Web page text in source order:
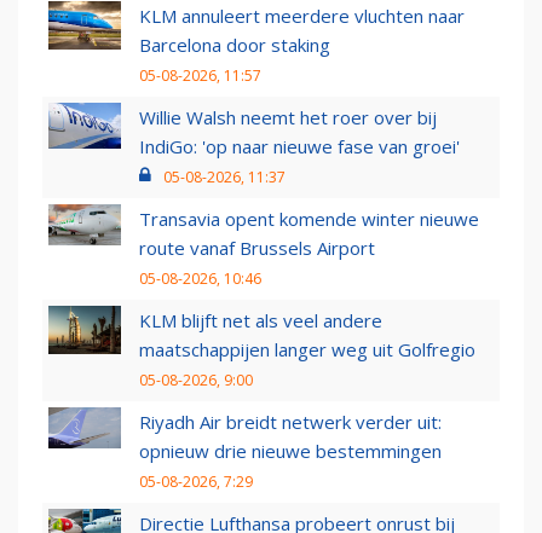
KLM annuleert meerdere vluchten naar
Barcelona door staking
05-08-2026, 11:57
Willie Walsh neemt het roer over bij
IndiGo: 'op naar nieuwe fase van groei'
05-08-2026, 11:37
Transavia opent komende winter nieuwe
route vanaf Brussels Airport
05-08-2026, 10:46
KLM blijft net als veel andere
maatschappijen langer weg uit Golfregio
05-08-2026, 9:00
Riyadh Air breidt netwerk verder uit:
opnieuw drie nieuwe bestemmingen
05-08-2026, 7:29
Directie Lufthansa probeert onrust bij